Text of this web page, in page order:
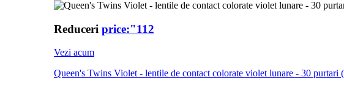
Reduceri price:"112
Vezi acum
Queen's Twins Violet - lentile de contact colorate violet lunare - 30 purtari